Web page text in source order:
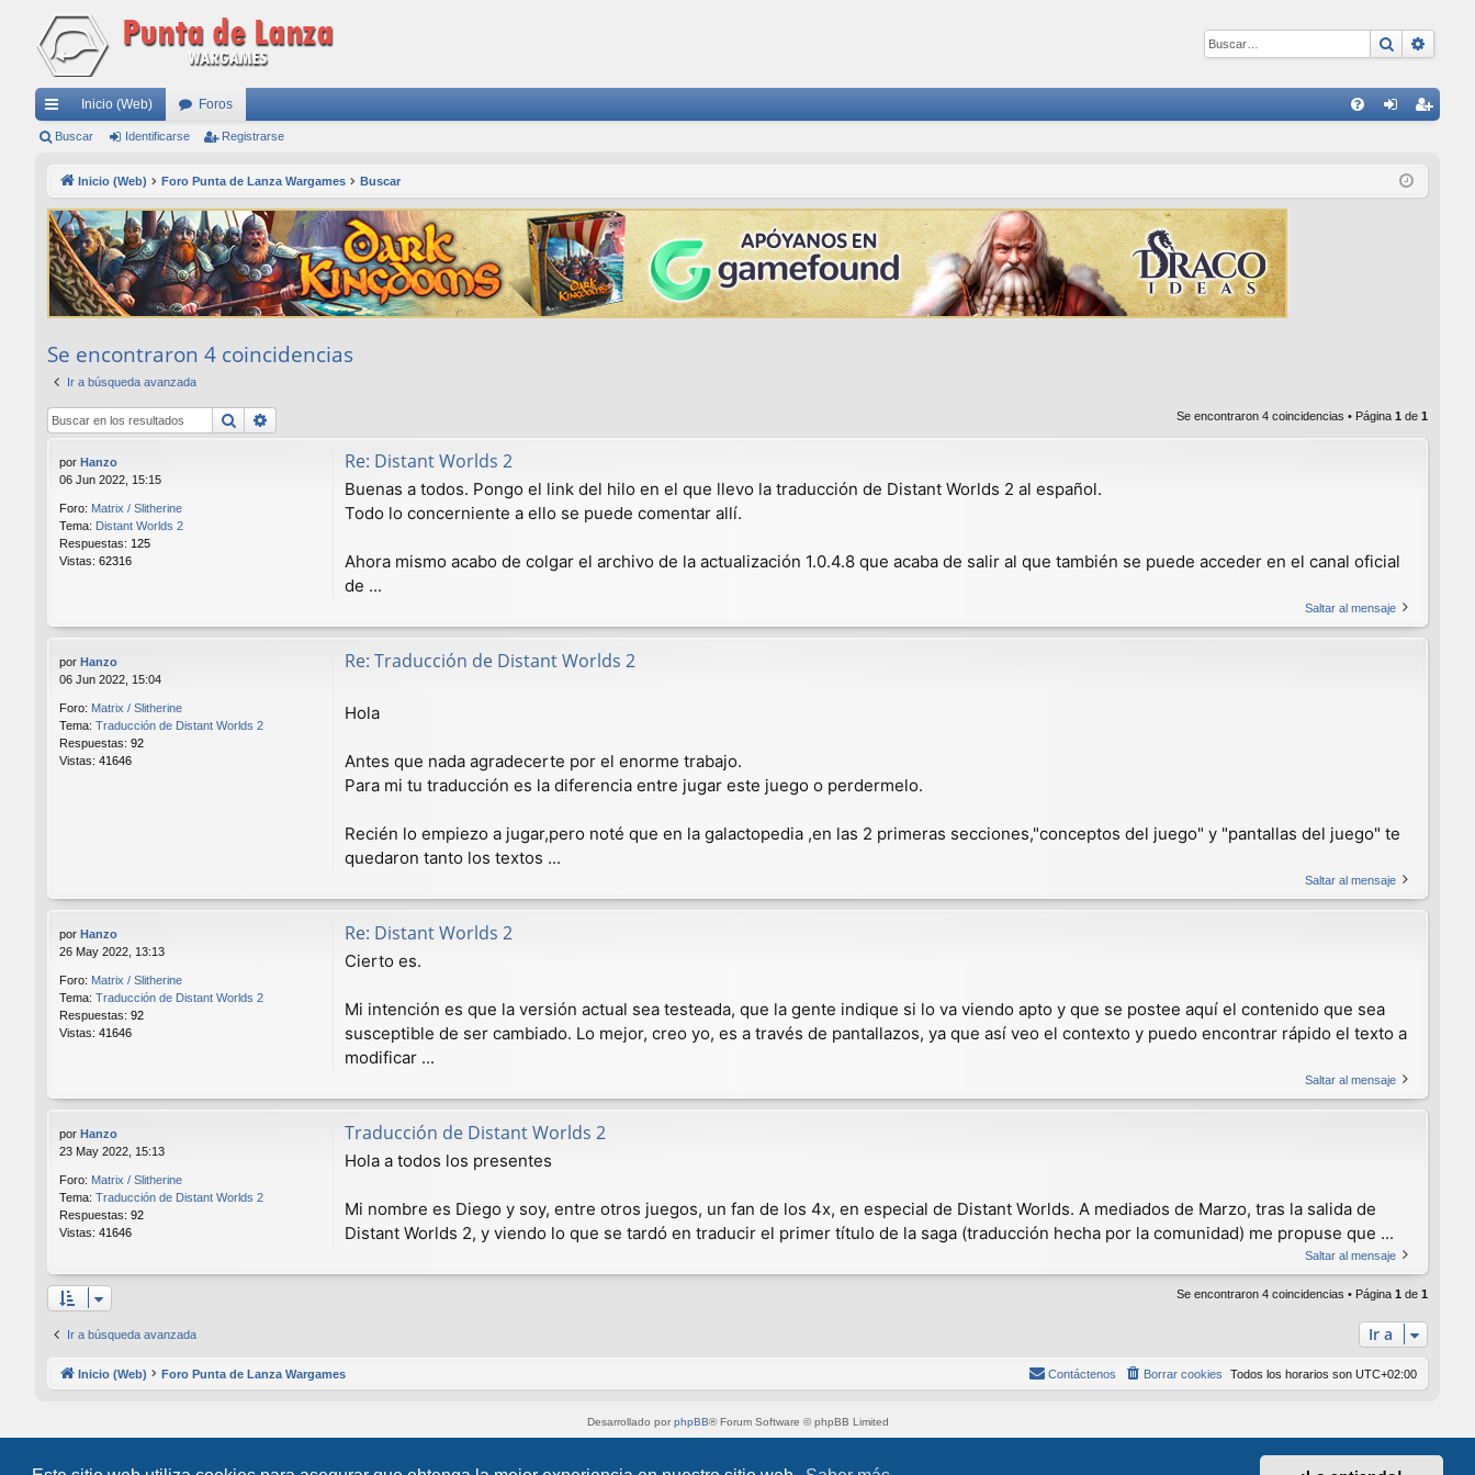
Buscar
nl
rá
pi
do
Inicio (Web) Foros
ist
Buscar Identificarse Registrarse
Inicio (Web) Foro Punta de Lanza Wargames Buscar
Se encontraron 4 coincidencias
Ir a búsqueda avanzada
Buscar Se encontraron 4 coincidencias • Página 1 de 1
por Hanzo
06 Jun 2022, 15:15
Foro: Matrix / Slitherine
Tema: Distant Worlds 2
Respuestas: 125
Vistas: 62316
Re: Distant Worlds 2
Buenas a todos. Pongo el link del hilo en el que llevo la traducción de Distant Worlds 2 al español.
Todo lo concerniente a ello se puede comentar allí.
Ahora mismo acabo de colgar el archivo de la actualización 1.0.4.8 que acaba de salir al que también se puede acceder en el canal oficial
de ...
Saltar al mensaje
por Hanzo
06 Jun 2022, 15:04
Foro: Matrix / Slitherine
Tema: Traducción de Distant Worlds 2
Respuestas: 92
Vistas: 41646
Re: Traducción de Distant Worlds 2
Hola
Antes que nada agradecerte por el enorme trabajo.
Para mi tu traducción es la diferencia entre jugar este juego o perdermelo.
Recién lo empiezo a jugar,pero noté que en la galactopedia ,en las 2 primeras secciones,"conceptos del juego" y "pantallas del juego" te
quedaron tanto los textos ...
Saltar al mensaje
por Hanzo
26 May 2022, 13:13
Foro: Matrix / Slitherine
Tema: Traducción de Distant Worlds 2
Respuestas: 92
Vistas: 41646
Re: Distant Worlds 2
Cierto es.
Mi intención es que la versión actual sea testeada, que la gente indique si lo va viendo apto y que se postee aquí el contenido que sea
susceptible de ser cambiado. Lo mejor, creo yo, es a través de pantallazos, ya que así veo el contexto y puedo encontrar rápido el texto a
modificar ...
Saltar al mensaje
por Hanzo
23 May 2022, 15:13
Foro: Matrix / Slitherine
Tema: Traducción de Distant Worlds 2
Respuestas: 92
Vistas: 41646
Traducción de Distant Worlds 2
Hola a todos los presentes
Mi nombre es Diego y soy, entre otros juegos, un fan de los 4x, en especial de Distant Worlds. A mediados de Marzo, tras la salida de
Distant Worlds 2, y viendo lo que se tardó en traducir el primer título de la saga (traducción hecha por la comunidad) me propuse que ...
Saltar al mensaje
Se encontraron 4 coincidencias • Página 1 de 1
Ir a búsqueda avanzada Ir a
Inicio (Web) Foro Punta de Lanza Wargames Todos los horarios son UTC+02:00
Borrar cookies
Contáctenos
Desarrollado por phpBB® Forum Software © phpBB Limited
Style porArty&halilesen